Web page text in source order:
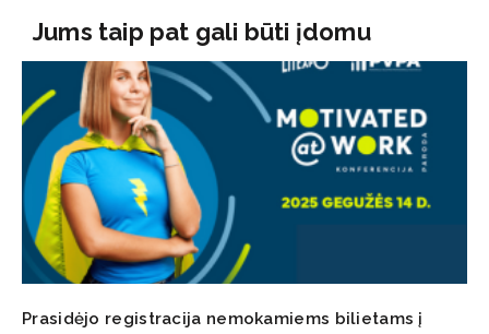
Jums taip pat gali būti įdomu
Prasidėjo registracija nemokamiems bilietams į